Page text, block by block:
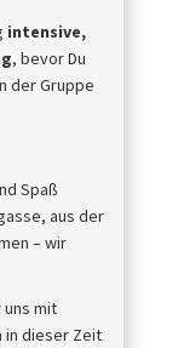
intensive,
, bevor Du
der Gruppe
Spaß
aus der
– wir
uns mit
in dieser Zeit